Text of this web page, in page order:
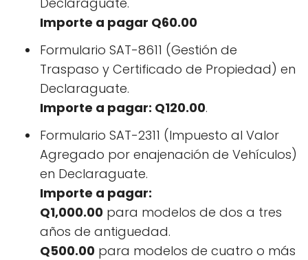
Importe a pagar Q60.00
Formulario SAT-8611 (Gestión de
Traspaso y Certificado de Propiedad) en
Declaraguate.
Importe a pagar: Q120.00.
Formulario SAT-2311 (Impuesto al Valor
Agregado por enajenación de Vehículos)
en Declaraguate.
Importe a pagar:
Q1,000.00 para modelos de dos a tres
años de antiguedad.
Q500.00 para modelos de cuatro o más